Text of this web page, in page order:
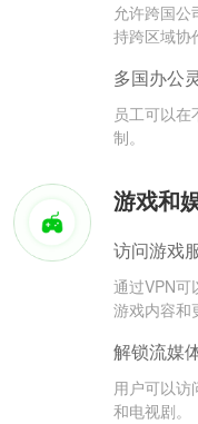
允许跨国
持跨区域协
多国办公
员工可以在
制。
游戏和
访问游戏
通过VPN可
游戏内容和
解锁流媒
用户可以访
和电视剧。